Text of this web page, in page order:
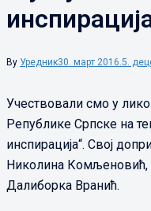
By Уредник30. март 2016.5.
Учествовали смо у
Републике Српске на
инспирација“. Свој
Николина Комљеновић,
Далиборка Вранић.